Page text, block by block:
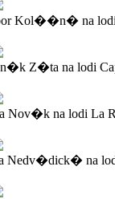
Kol��n� na
Z�ta na lodi
Nov�k na lodi La
Nedv�dick� na